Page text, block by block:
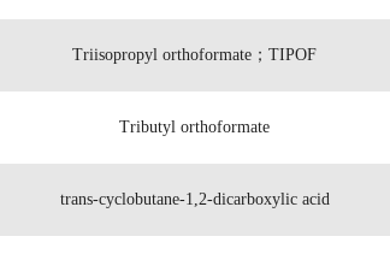
Triisopropyl orthoformate；TIPOF
Tributyl orthoformate
trans-cyclobutane-1,2-dicarboxylic acid